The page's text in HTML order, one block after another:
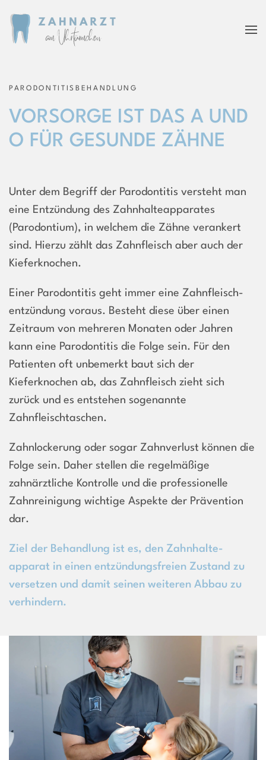
PARODONTITISBEHANDLUNG
VORSORGE IST DAS A UND
O FÜR GESUNDE ZÄHNE
Unter dem Begriff der Parodontitis versteht man
eine Entzündung des Zahn­halte­apparates
(Parodontium), in welchem die Zähne verankert
sind. Hierzu zählt das Zahnfleisch aber auch der
Kieferknochen.
Einer Parodontitis geht immer eine Zahnfleisch­
entzündung voraus. Besteht diese über einen
Zeitraum von mehreren Monaten oder Jahren
kann eine Parodontitis die Folge sein. Für den
Patienten oft unbemerkt baut sich der
Kieferknochen ab, das Zahnfleisch zieht sich
zurück und es entstehen sogenannte
Zahnfleischtaschen.
Zahnlockerung oder sogar Zahnverlust können die
Folge sein. Daher stellen die regelmäßige
zahnärztliche Kontrolle und die professionelle
Zahnreinigung wichtige Aspekte der Prävention
dar.
Ziel der Behandlung ist es, den Zahn­halte­
apparat in einen entzündungsfreien Zustand zu
versetzen und damit seinen weiteren Abbau zu
verhindern.